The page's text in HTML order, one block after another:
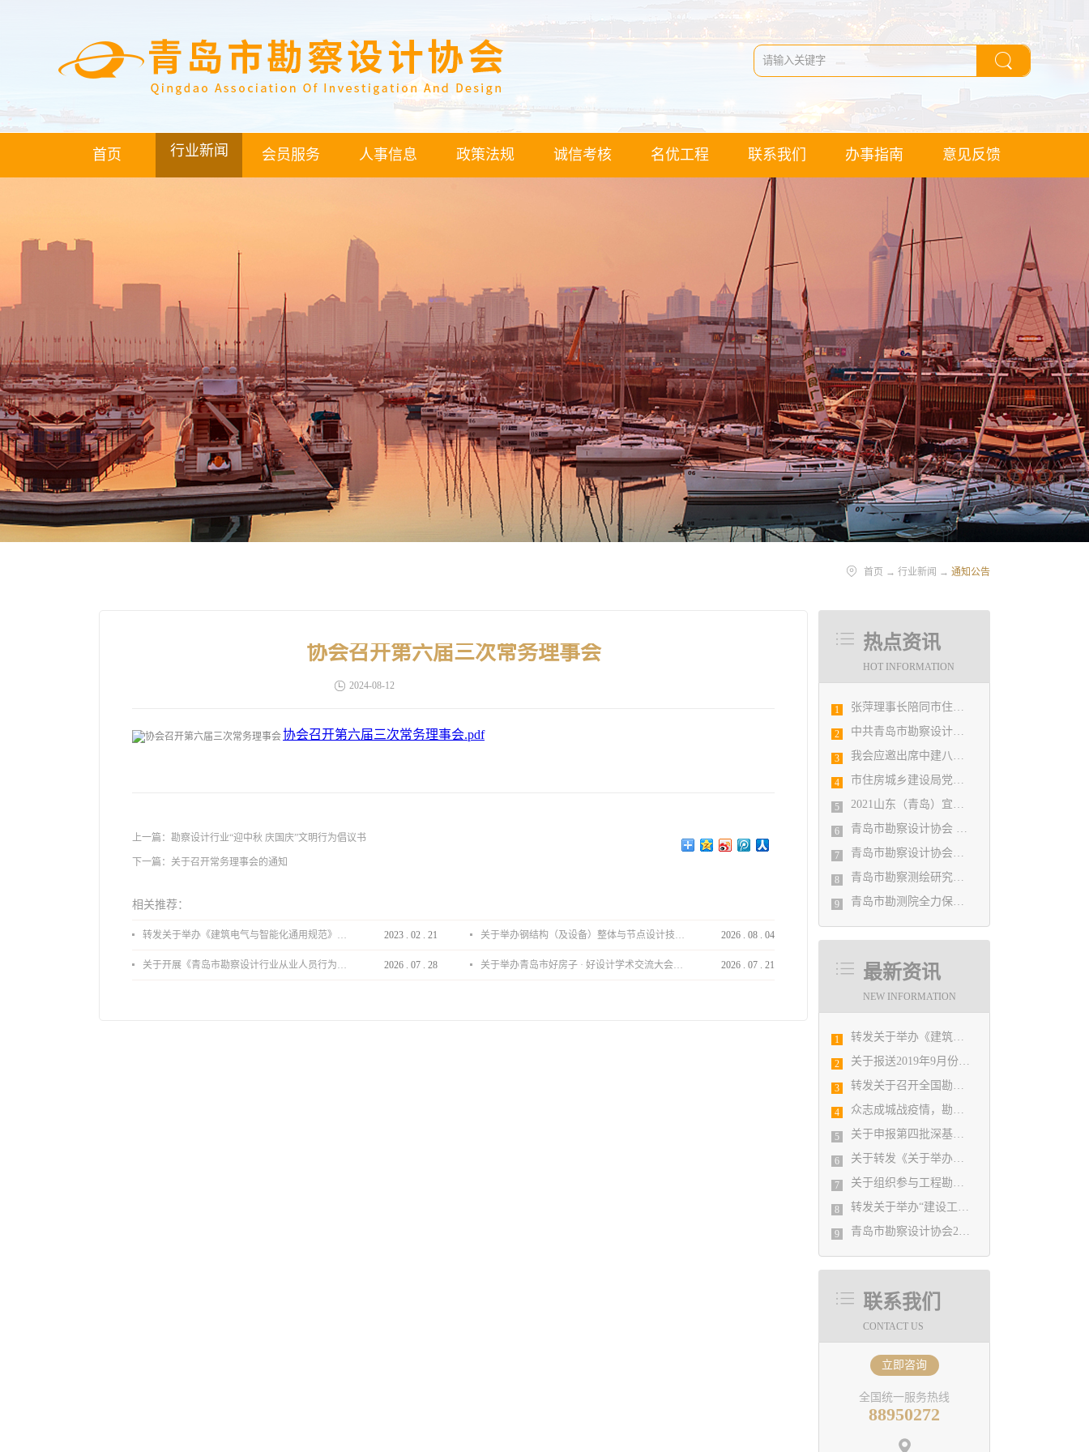
首页 行业新闻 会员服务 人事信息 政策法规 诚信考核 名优工程 联系我们 办事指南 意见反馈
首页 → 行业新闻 → 通知公告
热点资讯
HOT INFORMATION
1 张萍理事长陪同市住房和城乡建设局赴陇南开展东西部扶贫协作工作
2 中共青岛市勘察设计协会党支部日前召开民主生活会
3 我会应邀出席中建八局四公司设计管理研究院揭牌仪式
4 市住房城乡建设局党组书记、局长陈勇调研市勘察设计协会及所属审图机构
5 2021山东（青岛）宜居博览会盛大开幕
6 青岛市勘察设计协会 第五届二次会员代表大会纪要
7 青岛市勘察设计协会党支部召开党史学习教育专题组织生活会
8 青岛市勘察测绘研究院参加第29届国际制图大会并荣获3项国际大奖
9 青岛市勘测院全力保障自然灾害普查区县级质检汇交工作
最新资讯
NEW INFORMATION
1 转发关于举办《建筑电气与智能化通用规范》 GB55024-2022公益宣贯的通知
2 关于报送2019年9月份勘察设计经济形势月报有关工作的通知
3 转发关于召开全国勘察设计行业庆祝新中国成立70周年大会暨中国勘察设计协会六届二次会员代表大会的通知
4 众志成城战疫情，勘察设计行业在行动
5 关于申报第四批深基坑工程专家库的通知
6 关于转发《关于举办《建筑设计防火规范》（GB50016）和《建筑防烟 排烟系统技术标准》GB51251-2017及建设工程消防设计审 查验收管理规定疑难解析答疑培训班的通知》的通知
7 关于组织参与工程勘察设计行业参与“一带一路”建设专题调研的通知
8 转发关于举办“建设工程消防设计审查及超限高层建筑工程抗震设防专项审查”的大师讲座的通知
9 青岛市勘察设计协会2021年第一次理事会 关于吸收新会员单位的决定
联系我们
CONTACT US
立即咨询
全国统一服务热线
88950272
协会召开第六届三次常务理事会
2024-08-12
协会召开第六届三次常务理事会.pdf
上一篇： 勘察设计行业“迎中秋 庆国庆”文明行为倡议书
下一篇： 关于召开常务理事会的通知
相关推荐：
转发关于举办《建筑电气与智能化通用规范》 GB55024-2022公益宣贯的通知 2023 . 02 . 21 关于举办钢结构（及设备）整体与节点设计技术分享会的通知 2026 . 08 . 04
关于开展《青岛市勘察设计行业从业人员行为导则》、《青岛市住宅工程设计审查品质提升指引（2026版）》宣贯活动的通知 2026 . 07 . 28 关于举办青岛市好房子 · 好设计学术交流大会的通知 2026 . 07 . 21